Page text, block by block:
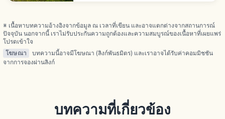
※ เนื้อหาบทความอ้างอิงจากข้อมูล ณ เวลาที่เขียน และอาจแตกต่างจากสถานการณ์
ปัจจุบัน นอกจากนี้ เราไม่รับประกันความถูกต้องและความสมบูรณ์ของเนื้อหาที่เผยแพร่
โปรดเข้าใจ
โฆษณา
บทความนี้อาจมีโฆษณา (ลิงก์พันธมิตร) และเราอาจได้รับค่าคอมมิชชัน
จากการจองผ่านลิงก์
บทความที่เกี่ยวข้อง